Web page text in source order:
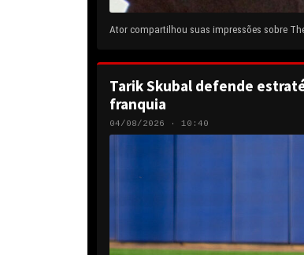
Ator compartilhou suas impressões sobre
Tarik Skubal defende
franquia
04/08/2026 · 10:40